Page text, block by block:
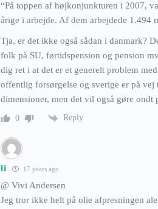
“På toppen af højkonjunkturen i 2007,
årige i arbejde. Af dem arbejdede 1.494
Tja, er det ikke også sådan i danmark?
folk på SU, førtidspension og pension
dig ret i at det er et generelt problem
offentlig forsørgelse og sverige er på vej
dimensioner, men det vil også gøre ondt
0 Reply
li 17 years ago
@ Vivi Andersen
Jeg tror ikke helt på olie afpresningen